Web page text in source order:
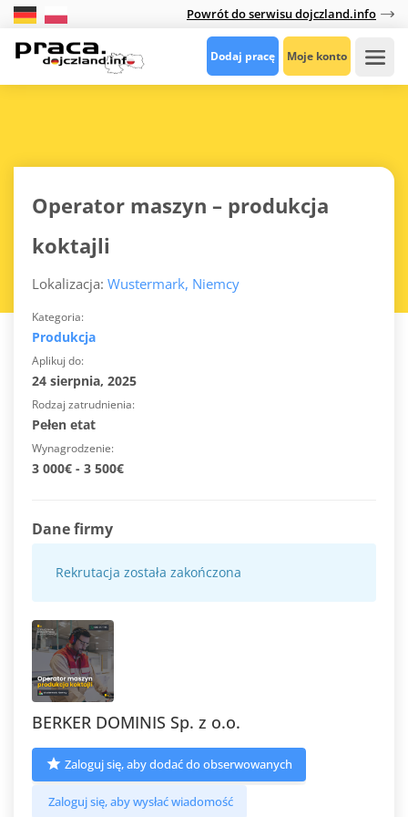
Powrót do serwisu dojczland.info
Dodaj pracę Moje konto
Operator maszyn – produkcja
koktajli
Lokalizacja: Wustermark, Niemcy
Kategoria
Produkcja
Aplikuj do
24 sierpnia, 2025
Rodzaj zatrudnienia
Pełen etat
Wynagrodzenie
3 000€ - 3 500€
Dane firmy
Rekrutacja została zakończona
BERKER DOMINIS Sp. z o.o.
Zaloguj się, aby dodać do obserwowanych
Zaloguj się, aby wysłać wiadomość